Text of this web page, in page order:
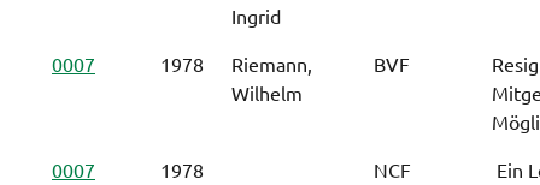
Ingrid
0007 1978
Riemann,
Wilhelm
BVF
0007
1978 NCF
